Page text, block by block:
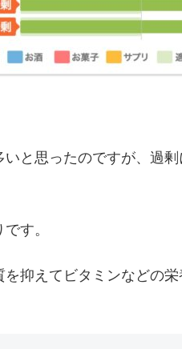
と思ったのですが、過
す。
抑えてビタミンなどの